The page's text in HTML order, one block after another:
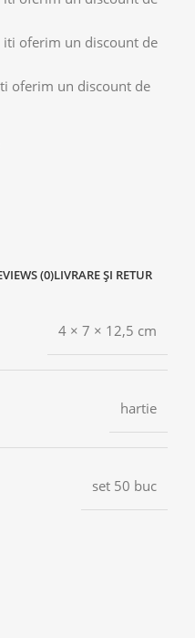
iti oferim un discount de
oferim un discount de
(0)LIVRARE ȘI RETUR
4 × 7 × 12,5 cm
hartie
set 50 buc